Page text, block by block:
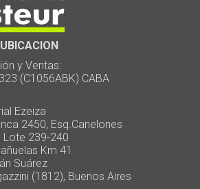
y Ventas:
(C1056ABK) CABA
Ezeiza
2450, Esq.Canelones
239-240
Km 41
Suárez
(1812), Buenos Aires